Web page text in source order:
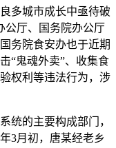
多城市成长中亟待破
公厅、国务院办公厅
务院食安办也于近期
“鬼魂外卖”、收集食
权利等违法行为，涉
的主要构成部门，
3月初，唐某经老乡